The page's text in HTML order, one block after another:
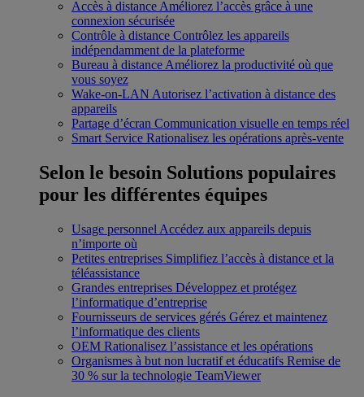
Accès à distance Améliorez l’accès grâce à une
connexion sécurisée
Contrôle à distance Contrôlez les appareils
indépendamment de la plateforme
Bureau à distance Améliorez la productivité où que
vous soyez
Wake-on-LAN Autorisez l’activation à distance des
appareils
Partage d’écran Communication visuelle en temps réel
Smart Service Rationalisez les opérations après-vente
Selon le besoin Solutions populaires
pour les différentes équipes
Usage personnel Accédez aux appareils depuis
n’importe où
Petites entreprises Simplifiez l’accès à distance et la
téléassistance
Grandes entreprises Développez et protégez
l’informatique d’entreprise
Fournisseurs de services gérés Gérez et maintenez
l’informatique des clients
OEM Rationalisez l’assistance et les opérations
Organismes à but non lucratif et éducatifs Remise de
30 % sur la technologie TeamViewer